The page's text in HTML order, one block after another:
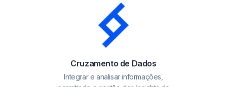
Cruzamento de Dados
Integrar e analisar informações,